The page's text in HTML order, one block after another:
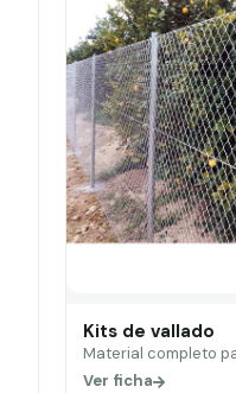
Kits de vallado
Material completo
Ver ficha